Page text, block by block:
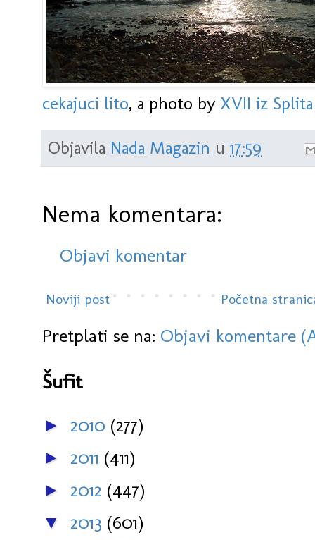
cekajuci lito, a photo by XVII iz Splita
Objavila Nada Magazin u 17:59
Nema komentara:
Objavi komentar
Noviji post Početna
Pretplati se na: Objavi komentare
Šufit
► 2010 (277)
► 2011 (411)
► 2012 (447)
▼ 2013 (601)